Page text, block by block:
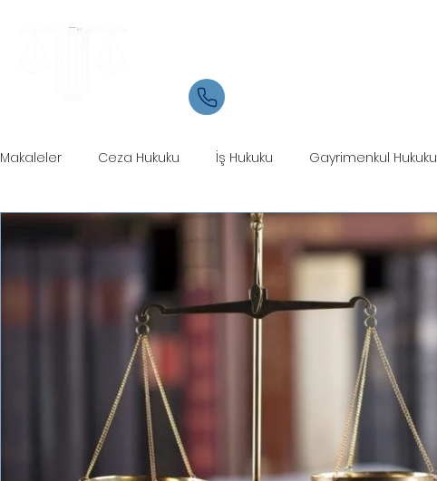
05534084721
Makaleler Ceza Hukuku İş Hukuku Gayrimenkul Hukuku
Marka Patent Hukuku